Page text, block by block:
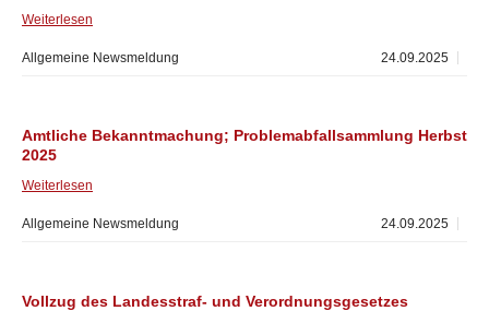
Weiterlesen
24.09.2025
Allgemeine Newsmeldung
Amtliche Bekanntmachung; Problemabfallsammlung Herbst
2025
Weiterlesen
24.09.2025
Allgemeine Newsmeldung
Vollzug des Landesstraf- und Verordnungsgesetzes